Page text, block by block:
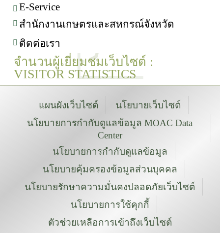
E-Service
สำนักงานเกษตรและสหกรณ์จังหวัด
ติดต่อเรา
จำนวนผู้เยี่ยมชมเว็บไซต์ :
VISITOR STATISTICS
แผนผังเว็บไซต์
นโยบายเว็บไซต์
นโยบายการกำกับดูแลข้อมูล MOAC Data
Center
นโยบายการกำกับดูแลข้อมูล
นโยบายคุ้มครองข้อมูลส่วนบุคคล
นโยบายรักษาความมั่นคงปลอดภัยเว็บไซต์
นโยบายการใช้คุกกี้
ตัวช่วยเหลือการเข้าถึงเว็บไซต์